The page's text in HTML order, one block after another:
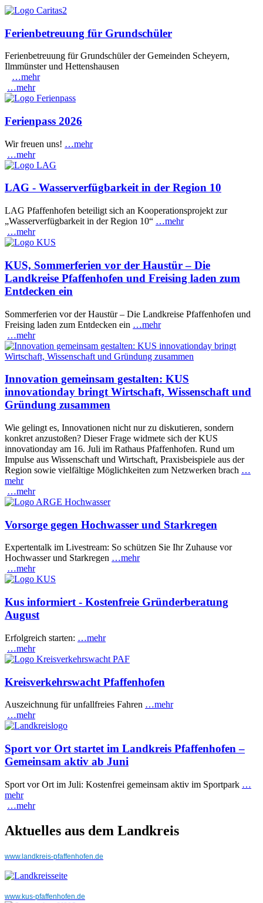
Ferienbetreuung für Grundschüler
Ferienbetreuung für Grundschüler der Gemeinden Scheyern,
Ilmmünster und Hettenshausen
…mehr
…mehr
Ferienpass 2026
Wir freuen uns! …mehr
…mehr
LAG - Wasserverfügbarkeit in der Region 10
LAG Pfaffenhofen beteiligt sich an Kooperationsprojekt zur
„Wasserverfügbarkeit in der Region 10“ …mehr
…mehr
KUS, Sommerferien vor der Haustür – Die
Landkreise Pfaffenhofen und Freising laden zum
Entdecken ein
Sommerferien vor der Haustür – Die Landkreise Pfaffenhofen und
Freising laden zum Entdecken ein …mehr
…mehr
Innovation gemeinsam gestalten: KUS
innovationday bringt Wirtschaft, Wissenschaft und
Gründung zusammen
Wie gelingt es, Innovationen nicht nur zu diskutieren, sondern
konkret anzustoßen? Dieser Frage widmete sich der KUS
innovationday am 16. Juli im Rathaus Pfaffenhofen. Rund um
Impulse aus Wissenschaft und Wirtschaft, Praxisbeispiele aus der
Region sowie vielfältige Möglichkeiten zum Netzwerken brach …
mehr
…mehr
Vorsorge gegen Hochwasser und Starkregen
Expertentalk im Livestream: So schützen Sie Ihr Zuhause vor
Hochwasser und Starkregen …mehr
…mehr
Kus informiert - Kostenfreie Gründerberatung
August
Erfolgreich starten: …mehr
…mehr
Kreisverkehrswacht Pfaffenhofen
Auszeichnung für unfallfreies Fahren …mehr
…mehr
Sport vor Ort startet im Landkreis Pfaffenhofen –
Gemeinsam aktiv ab Juni
Sport vor Ort im Juli: Kostenfrei gemeinsam aktiv im Sportpark …
mehr
…mehr
Aktuelles aus dem Landkreis
www.landkreis-pfaffenhofen.de
www.kus-pfaffenhofen.de